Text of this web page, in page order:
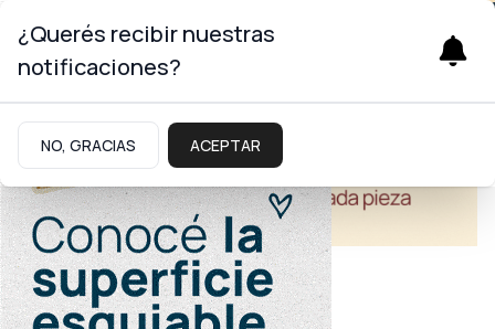
¿Querés recibir nuestras
notificaciones?
NO, GRACIAS ACEPTAR